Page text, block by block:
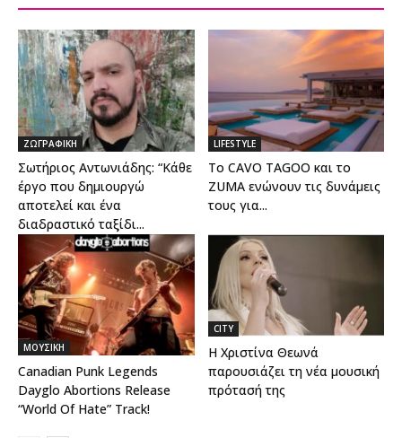
ΖΩΓΡΑΦΙΚΗ
Σωτήριος Αντωνιάδης: “Κάθε
έργο που δημιουργώ
αποτελεί και ένα
διαδραστικό ταξίδι...
LIFESTYLE
Το CAVO TAGOO και το
ZUMA ενώνουν τις δυνάμεις
τους για...
ΜΟΥΣΙΚΗ
Canadian Punk Legends
Dayglo Abortions Release
“World Of Hate” Track!
CITY
Η Χριστίνα Θεωνά
παρουσιάζει τη νέα μουσική
πρότασή της